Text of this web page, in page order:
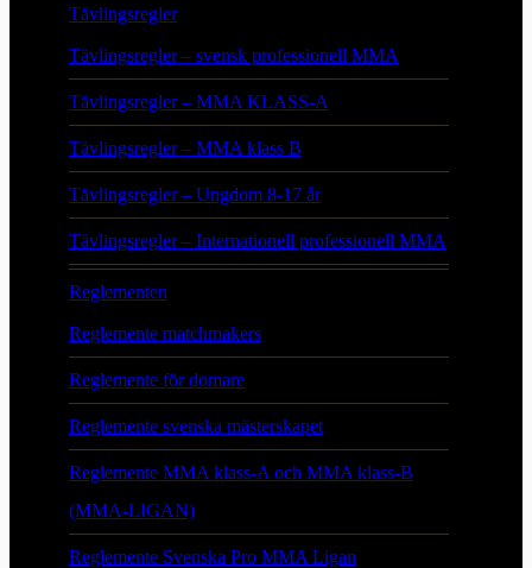
Tävlingsregler
Tävlingsregler – svensk professionell MMA
Tävlingsregler – MMA KLASS-A
Tävlingsregler – MMA klass B
Tävlingsregler – Ungdom 8-17 år
Tävlingsregler – Internationell professionell MMA
Reglementen
Reglemente matchmakers
Reglemente för domare
Reglemente svenska mästerskapet
Reglemente MMA klass-A och MMA klass-B
(MMA-LIGAN)
Reglemente Svenska Pro MMA Ligan